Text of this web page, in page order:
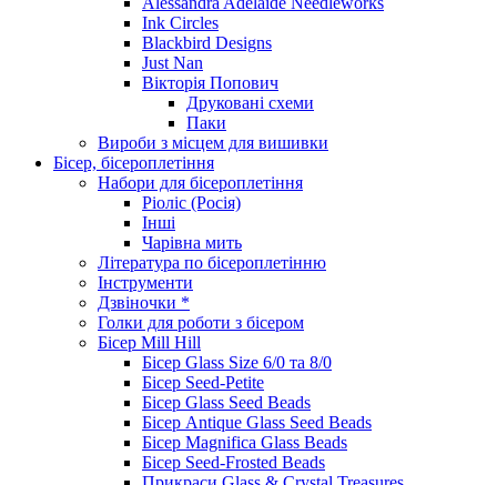
Ink Circles
Blackbird Designs
Just Nan
Вікторія Попович
Друковані схеми
Паки
Вироби з місцем для вишивки
Бісер, бісероплетіння
Набори для бісероплетіння
Ріоліс (Росія)
Інші
Чарівна мить
Література по бісероплетінню
Інструменти
Дзвіночки *
Голки для роботи з бісером
Бісер Mill Hill
Бісер Glass Size 6/0 та 8/0
Бісер Seed-Petite
Бісер Glass Seed Beads
Бісер Antique Glass Seed Beads
Бісер Magnifica Glass Beads
Бісер Seed-Frosted Beads